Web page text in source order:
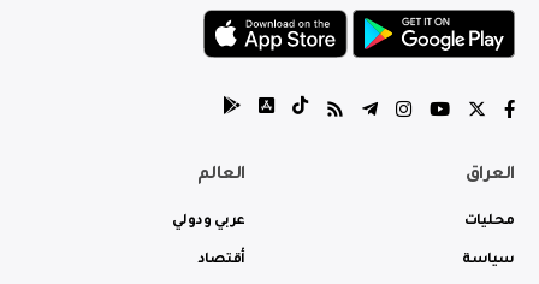
العراق
محليات
سياسة
العالم
عربي ودولي
أقتصاد